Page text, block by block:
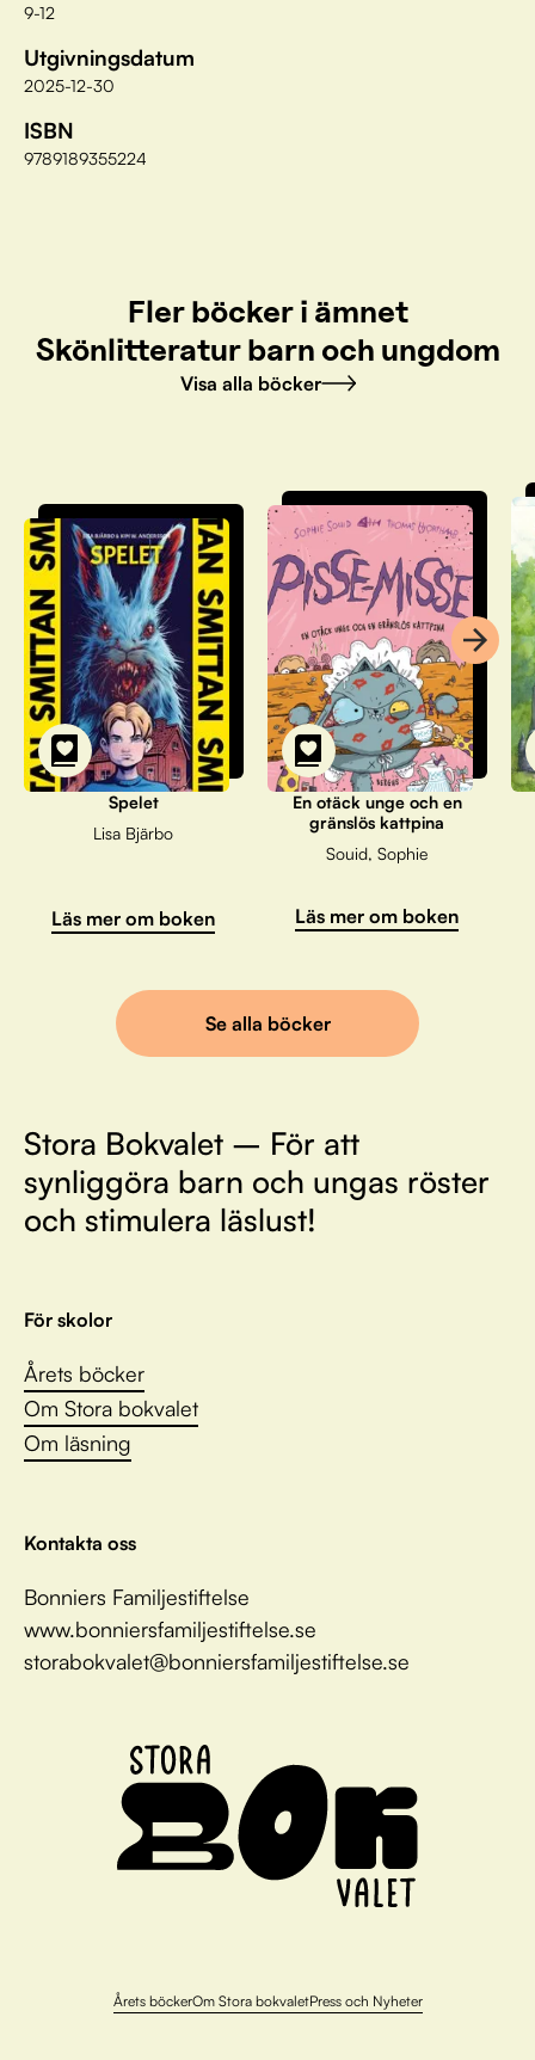
9-12
Utgivningsdatum
2025-12-30
ISBN
9789189355224
Fler böcker i ämnet
Skönlitteratur barn och ungdom
Visa alla böcker
Spelet
Lisa Bjärbo
Läs mer om boken
En otäck unge och en
gränslös kattpina
Souid, Sophie
Läs mer om boken
Se alla böcker
Stora Bokvalet – För att
synliggöra barn och ungas röster
och stimulera läslust!
För skolor
Årets böcker
Om Stora bokvalet
Om läsning
Kontakta oss
Bonniers Familjestiftelse
www.bonniersfamiljestiftelse.se
storabokvalet@bonniersfamiljestiftelse.se
Årets böckerOm Stora bokvaletPress och Nyheter